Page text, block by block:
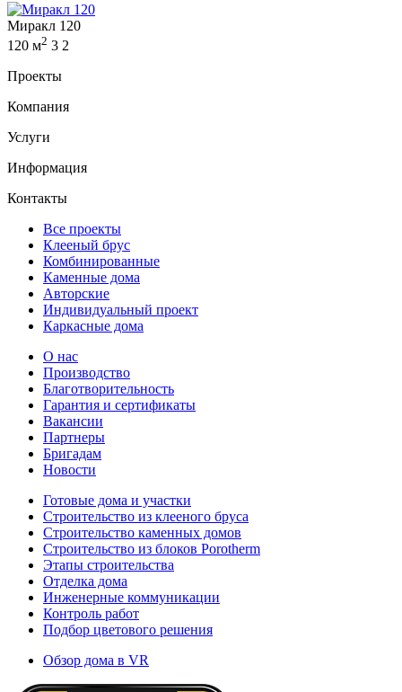
Миракл 120
120 м2 3 2
Проекты
Компания
Услуги
Информация
Контакты
Все проекты
Клееный брус
Комбинированные
Каменные дома
Авторские
Индивидуальный проект
Каркасные дома
О нас
Производство
Благотворительность
Гарантия и сертификаты
Вакансии
Партнеры
Бригадам
Новости
Готовые дома и участки
Строительство из клееного бруса
Строительство каменных домов
Строительство из блоков Porotherm
Этапы строительства
Отделка дома
Инженерные коммуникации
Контроль работ
Подбор цветового решения
Обзор дома в VR